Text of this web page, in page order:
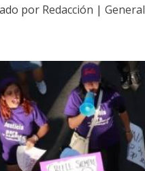
por Redacción |General